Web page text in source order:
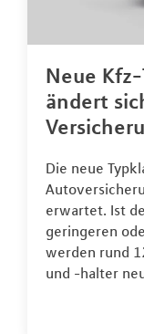
Neue
ändert
Die neue
erwartet. Ist
geringeren
werden rund
und -halter